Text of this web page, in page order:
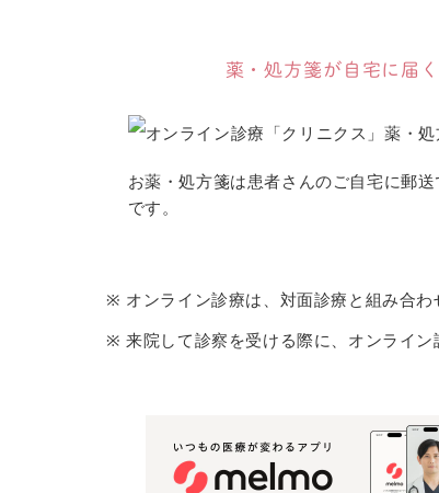
薬・処方箋が自宅に届く
お薬・処方箋は患者さんのご自宅に郵
です。
※ オンライン診療は、対面診療と組み合わ
※ 来院して診察を受ける際に、オンライン